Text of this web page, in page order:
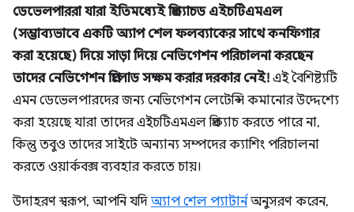
ডেভেলপাররা যারা ইতিমধ্যেই প্রিক্যাচড এইচটিএমএল
(সম্ভাব্যভাবে একটি অ্যাপ শেল ফলব্যাকের সাথে কনফিগার
করা হয়েছে) দিয়ে সাড়া দিয়ে নেভিগেশন পরিচালনা করছেন
তাদের নেভিগেশন প্রিলোড সক্ষম করার দরকার নেই! এই বৈশিষ্ট্যটি
এমন ডেভেলপারদের জন্য নেভিগেশন লেটেন্সি কমানোর উদ্দেশ্যে
করা হয়েছে যারা তাদের এইচটিএমএল প্রিক্যাচ করতে পারে না,
কিন্তু তবুও তাদের সাইটে অন্যান্য সম্পদের ক্যাশিং পরিচালনা
করতে ওয়ার্কবক্স ব্যবহার করতে চায়।
উদাহরণ স্বরূপ, আপনি যদি অ্যাপ শেল প্যাটার্নঅনুসরণ করেন,